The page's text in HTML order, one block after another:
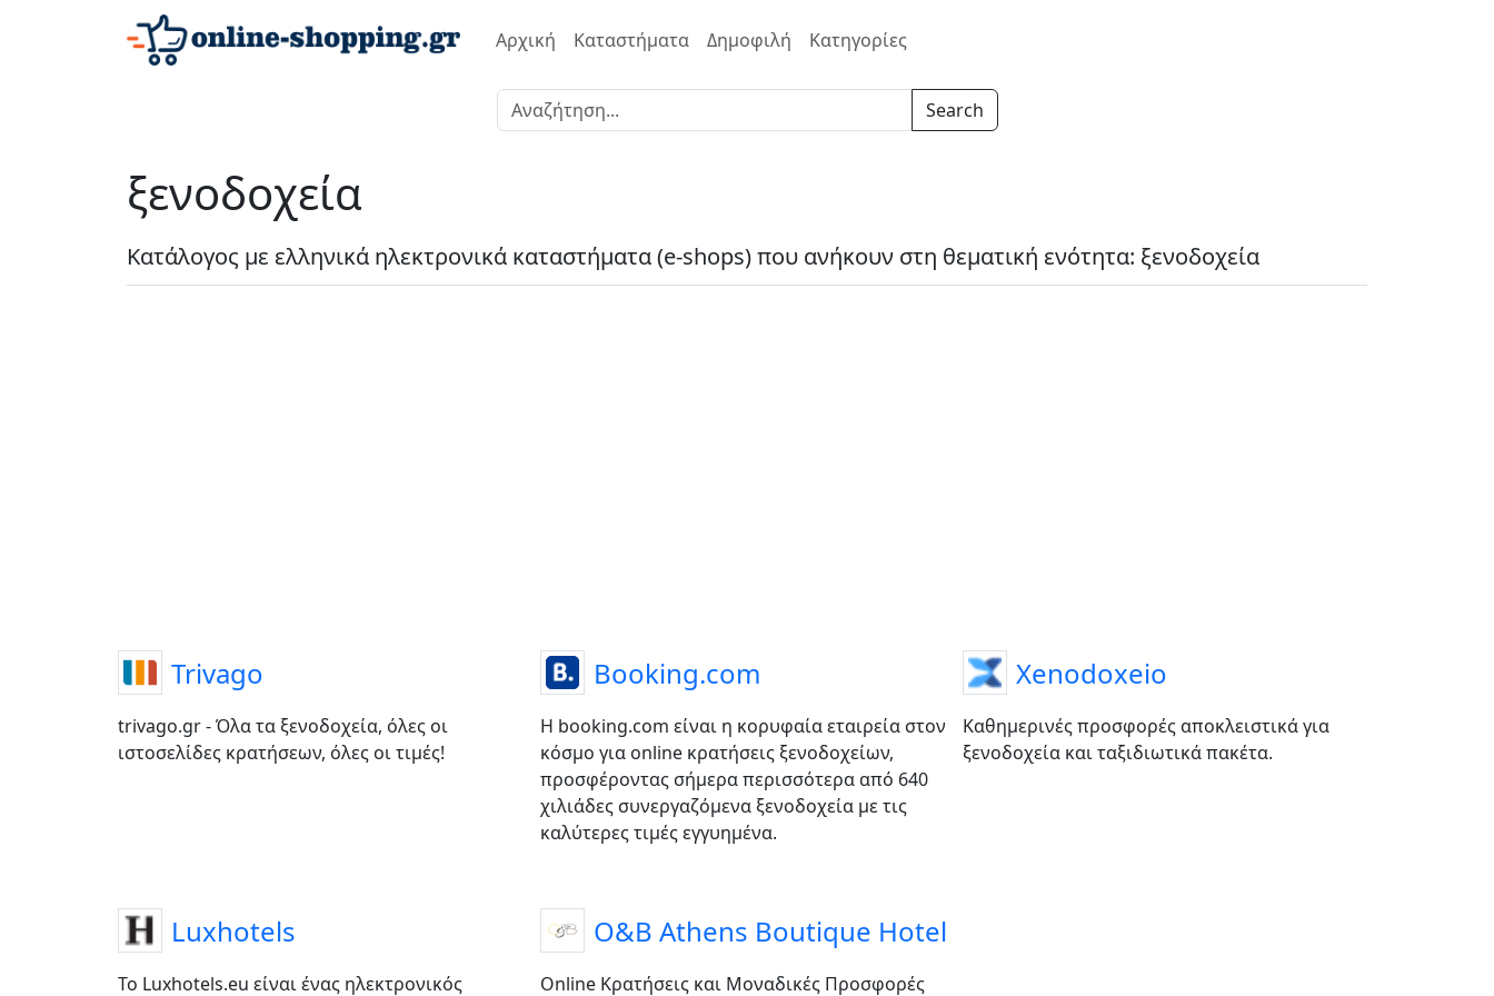
Αρχική Καταστήματα Δημοφιλή Κατηγορίες
Search
ξενοδοχεία
Κατάλογος με ελληνικά ηλεκτρονικά καταστήματα (e-shops) που ανήκουν στη θεματική ενότητα: ξενοδοχεία
Trivago
trivago.gr - Όλα τα ξενοδοχεία, όλες οι
ιστοσελίδες κρατήσεων, όλες οι τιμές!
Booking.com
Η booking.com είναι η κορυφαία εταιρεία στον
κόσμο για online κρατήσεις ξενοδοχείων,
προσφέροντας σήμερα περισσότερα από 640
χιλιάδες συνεργαζόμενα ξενοδοχεία με τις
καλύτερες τιμές εγγυημένα.
Xenodoxeio
Καθημερινές προσφορές αποκλειστικά για
ξενοδοχεία και ταξιδιωτικά πακέτα.
Luxhotels
Το Luxhotels.eu είναι ένας ηλεκτρονικός
O&B Athens Boutique Hotel
Online Κρατήσεις και Μοναδικές Προσφορές